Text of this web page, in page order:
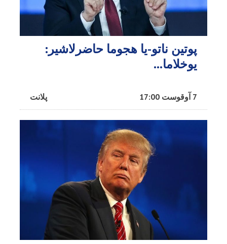
پوتین ناتو-یا هجوما حاضرلاشیر:
یوخلاما...
پلانت 7 آوقوست 17:00